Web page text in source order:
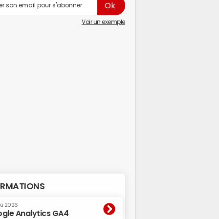
Voir un exemple
2026
Analytics GA4